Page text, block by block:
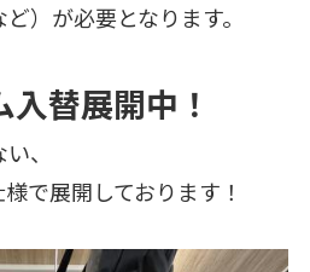
）が必要となります。
入替展開中！
、
で展開しております！